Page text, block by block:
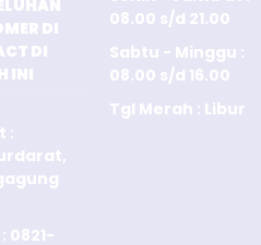
DI
DI
INI
:
0821-
08.00 s/d 21.00
Sabtu - Minggu :
08.00 s/d 16.00
Tgl Merah : Libur